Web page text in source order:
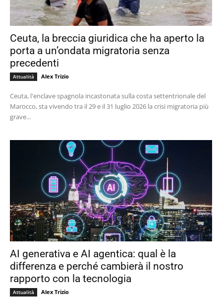
Ceuta, la breccia giuridica che ha aperto la
porta a un’ondata migratoria senza
precedenti
Attualità Alex Trizio
Ceuta, l'enclave spagnola incastonata sulla costa settentrionale del
Marocco, sta vivendo tra il 29 e il 31 luglio 2026 la crisi migratoria più
grave...
AI generativa e AI agentica: qual è la
differenza e perché cambierà il nostro
rapporto con la tecnologia
Attualità Alex Trizio